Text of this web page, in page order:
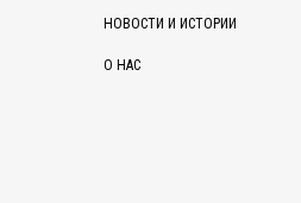
НОВОСТИ И ИСТОРИИ
О НАС